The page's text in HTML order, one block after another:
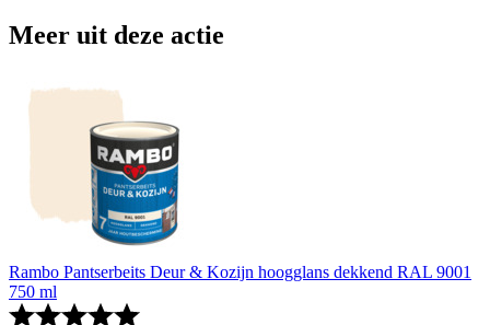
Meer uit deze actie
Rambo Pantserbeits Deur & Kozijn hoogglans dekkend RAL 9001
750 ml